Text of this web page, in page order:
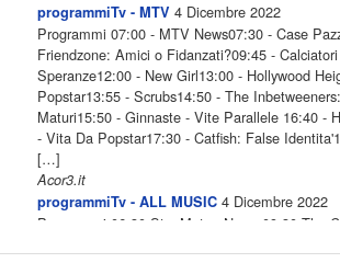
programmiTv - MTV 4 Dicembre 2022
Programmi 07:00 - MTV News07:30 - Case
Friendzone: Amici o Fidanzati?09:45 -
Speranze12:00 - New Girl13:00 - Hollywood
Popstar13:55 - Scrubs14:50 - The
Maturi15:50 - Ginnaste - Vite Parallele 16:40 -
- Vita Da Popstar17:30 - Catfish: False
[…]
Acor3.it
programmiTv - ALL MUSIC 4 Dicembre 2022
Programmi 06.30 Star.Meteo.News 09.30 The